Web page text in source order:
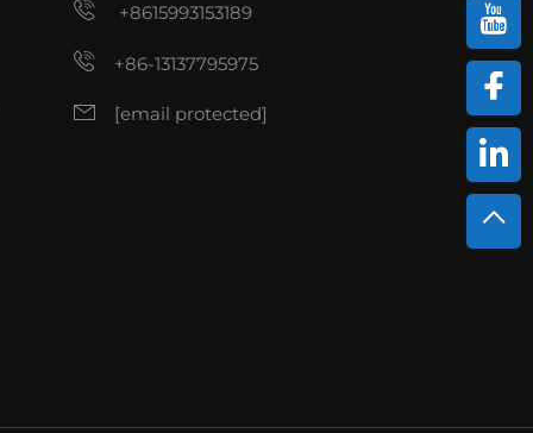
+8615993153189
+86-13137795975
[email protected]